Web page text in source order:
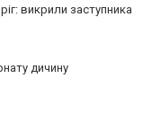
викрили заступника
дичину